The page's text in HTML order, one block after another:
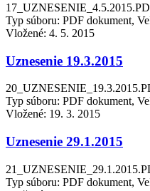
Typ súboru: PDF dokument,
Vložené: 4. 5. 2015
Uznesenie 19.3.2015
Typ súboru: PDF dokument,
Vložené: 19. 3. 2015
Uznesenie 29.1.2015
Typ súboru: PDF dokument,